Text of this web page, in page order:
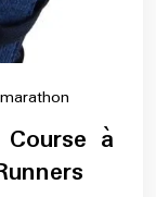
europe-
marathon
à